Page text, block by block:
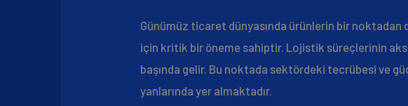
Günümüz ticaret dünyasında ürünlerin bir noktadan
için kritik bir öneme sahiptir. Lojistik süreçlerinin
başında gelir. Bu noktada sektördeki tecrübesi ve
yanlarında yer almaktadır.